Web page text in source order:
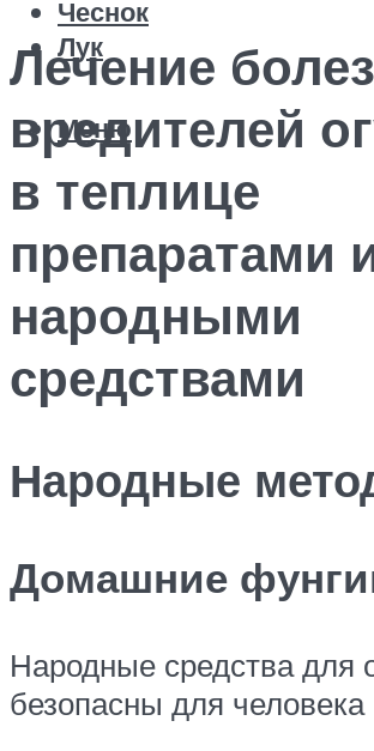
Чеснок
Лук
Меню
Лечение
вредителей
в теплице
препаратами
народными
средствами
Народные
Домашние
Народные средства для
безопасны для человека